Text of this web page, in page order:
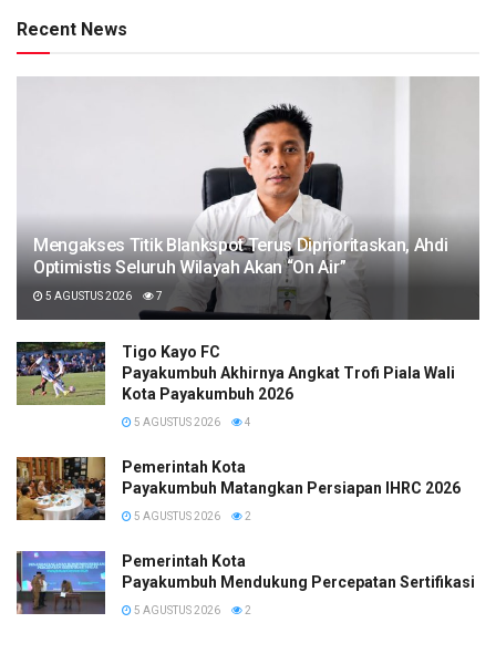
Recent News
Mengakses Titik Blankspot Terus Diprioritaskan, Ahdi
Optimistis Seluruh Wilayah Akan “On Air”
5 AGUSTUS 2026 7
Tigo Kayo FC
Payakumbuh Akhirnya Angkat Trofi Piala Wali
Kota Payakumbuh 2026
5 AGUSTUS 2026 4
Pemerintah Kota
Payakumbuh Matangkan Persiapan IHRC 2026
5 AGUSTUS 2026 2
Pemerintah Kota
Payakumbuh Mendukung Percepatan Sertifikasi
5 AGUSTUS 2026 2